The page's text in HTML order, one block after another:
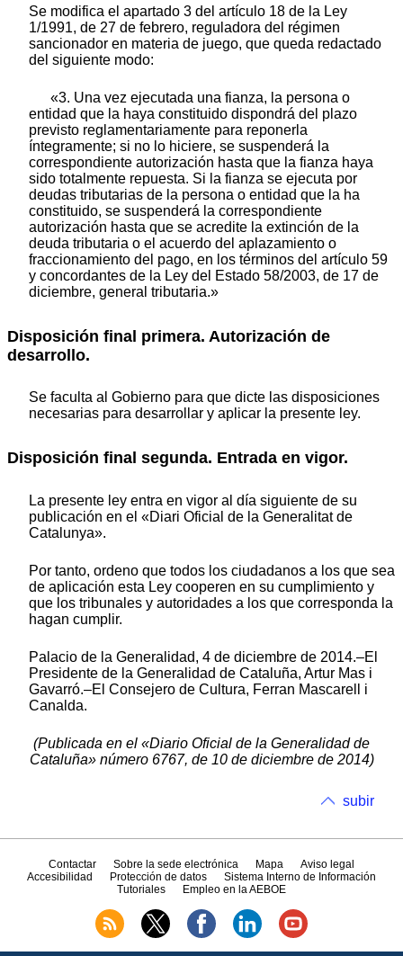
Se modifica el apartado 3 del artículo 18 de la Ley
1/1991, de 27 de febrero, reguladora del régimen
sancionador en materia de juego, que queda redactado
del siguiente modo:
«3. Una vez ejecutada una fianza, la persona o
entidad que la haya constituido dispondrá del plazo
previsto reglamentariamente para reponerla
íntegramente; si no lo hiciere, se suspenderá la
correspondiente autorización hasta que la fianza haya
sido totalmente repuesta. Si la fianza se ejecuta por
deudas tributarias de la persona o entidad que la ha
constituido, se suspenderá la correspondiente
autorización hasta que se acredite la extinción de la
deuda tributaria o el acuerdo del aplazamiento o
fraccionamiento del pago, en los términos del artículo 59
y concordantes de la Ley del Estado 58/2003, de 17 de
diciembre, general tributaria.»
Disposición final primera. Autorización de
desarrollo.
Se faculta al Gobierno para que dicte las disposiciones
necesarias para desarrollar y aplicar la presente ley.
Disposición final segunda. Entrada en vigor.
La presente ley entra en vigor al día siguiente de su
publicación en el «Diari Oficial de la Generalitat de
Catalunya».
Por tanto, ordeno que todos los ciudadanos a los que sea
de aplicación esta Ley cooperen en su cumplimiento y
que los tribunales y autoridades a los que corresponda la
hagan cumplir.
Palacio de la Generalidad, 4 de diciembre de 2014.–El
Presidente de la Generalidad de Cataluña, Artur Mas i
Gavarró.–El Consejero de Cultura, Ferran Mascarell i
Canalda.
(Publicada en el «Diario Oficial de la Generalidad de
Cataluña» número 6767, de 10 de diciembre de 2014)
subir
Contactar Sobre la sede electrónica Mapa
Aviso legal
Accesibilidad
Protección de datos
Sistema Interno de Información
Tutoriales
Empleo en la AEBOE